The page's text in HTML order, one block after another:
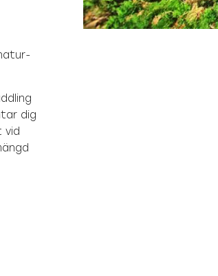
dig
vid